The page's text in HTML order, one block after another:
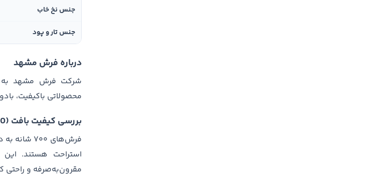
جنس نخ خاب
جنس تار و پود
درباره فرش مشهد
شرکت فرش مشهد به
محصولاتی باکیفیت،
بررسی کیفیت بافت (700 شانه)
فرش‌های
مقرون‌به‌صرفه و راحتی